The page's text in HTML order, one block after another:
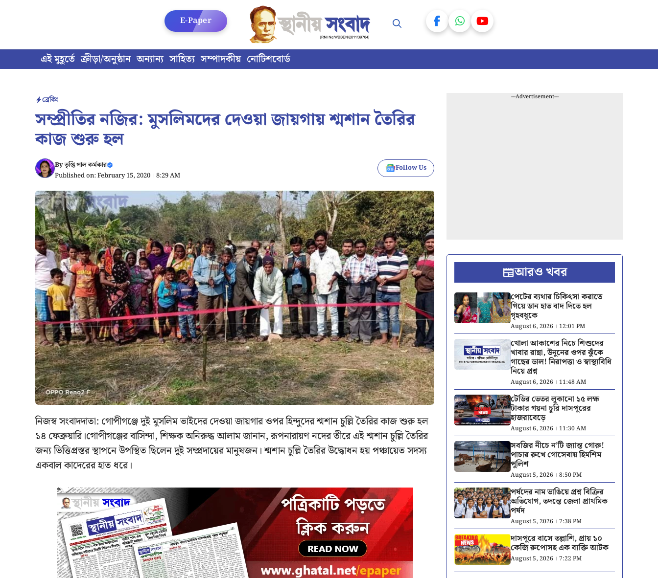
এই মুহূর্তে ক্রীড়া/অনুষ্ঠান অন্যান্য সাহিত্য সম্পাদকীয় নোটিশবোর্ড
E-Paper
ব্রেকিং
সম্প্রীতির নজির: মুসলিমদের দেওয়া জায়গায় শ্মশান তৈরির
কাজ শুরু হল
Byতৃপ্তি পাল কর্মকার
Published on: February 15, 2020 । 8:29 AM
Follow Us
নিজস্ব সংবাদদাতা: গোপীগঞ্জে দুই মুসলিম ভাইদের দেওয়া জায়গার ওপর হিন্দুদের শ্মশান চুল্লি তৈরির কাজ শুরু হল
১৪ ফেব্রুয়ারি।গোপীগঞ্জের বাসিন্দা, শিক্ষক অনিরুদ্ধ আলাম জানান, রূপনারায়ণ নদের তীরে এই শ্মশান চুল্লি তৈরির
জন্য ভিত্তিপ্রস্তর স্থাপনে উপস্থিত ছিলেন দুই সম্প্রদায়ের মানুষজন। শ্মশান চুল্লি তৈরির উদ্ধোধন হয় পঞ্চায়েত সদস্য
একবাল কাদেরের হাত ধরে।
---Advertisement---
আরও খবর
পেটের ব্যথার চিকিৎসা করাতে
গিয়ে ডান হাত বাদ দিতে হল
গৃহবধূকে
August 6, 2026 । 12:01 PM
খোলা আকাশের নিচে শিশুদের
খাবার রান্না, উনুনের ওপর ঝুঁকে
গাছের ডাল! নিরাপত্তা ও স্বাস্থ্যবিধি
নিয়ে প্রশ্ন
August 6, 2026 । 11:48 AM
টেডির ভেতর লুকানো ১৫ লক্ষ
টাকার গয়না চুরি দাসপুরের
হাজরাবেড়ে
August 6, 2026 । 11:30 AM
সবজির নীচে ন’টি জ্যান্ত গোরু!
পাচার রুখে গোসেবায় হিমশিম
পুলিশ
August 5, 2026 । 8:50 PM
পর্ষদের নাম ভাঙিয়ে প্রশ্ন বিক্রির
অভিযোগ, তদন্তে জেলা প্রাথমিক
পর্ষদ
August 5, 2026 । 7:38 PM
দাসপুরে বাসে তল্লাশি, প্রায় ১০
কেজি রুপোসহ এক ব্যক্তি আটক
August 5, 2026 । 7:22 PM